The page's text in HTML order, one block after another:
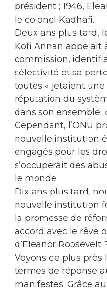
président ; 1946,
le colonel Kadhafi.
Deux ans plus tard,
Kofi Annan appelait
commission,
sélectivité et sa
toutes « jetaient une
réputation du
dans son ensemble.
Cependant, l’ONU
nouvelle institution
engagés pour les
s’occuperait des
le monde.
Dix ans plus tard,
nouvelle institution
la promesse de
accord avec le rêve
d’Eleanor Roosevelt
Voyons de plus près
termes de réponse
manifestes. Grâce